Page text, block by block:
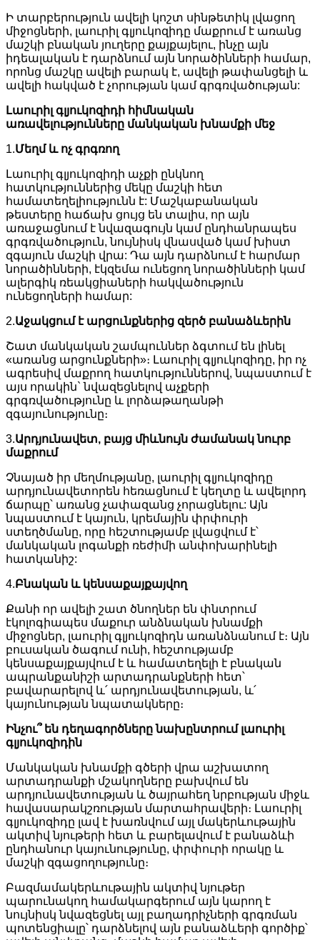
Ի տարբերություն ավելի կոշտ սինթետիկ լվացող
միջոցների, լաուրիլ գլյուկոզիդը մաքրում է առանց
մաշկի բնական յուղերը քայքայելու, ինչը այն
իդեալական է դարձնում այն նորածինների համար,
որոնց մաշկը ավելի բարակ է, ավելի թափանցելի և
ավելի հակված է չորության կամ գրգռվածության:
Լաուրիլ գլյուկոզիդի հիմնական
առավելությունները մանկական խնամքի մեջ
1.Մեղմ և ոչ գրգռող
Լաուրիլ գլյուկոզիդի աչքի ընկնող
հատկություններից մեկը մաշկի հետ
համատեղելիությունն է: Մաշկաբանական
թեստերը հաճախ ցույց են տալիս, որ այն
առաջացնում է նվազագույն կամ ընդհանրապես
գրգռվածություն, նույնիսկ վնասված կամ խիստ
զգայուն մաշկի վրա: Դա այն դարձնում է հարմար
նորածինների, էկզեմա ունեցող նորածինների կամ
ալերգիկ ռեակցիաների հակվածություն
ունեցողների համար:
2.Աջակցում է արցունքներից զերծ բանաձևերին
Շատ մանկական շամպուններ ձգտում են լինել
«առանց արցունքների»։ Լաուրիլ գլյուկոզիդը, իր ոչ
ագրեսիվ մաքրող հատկություններով, նպաստում է
այս որակին` նվազեցնելով աչքերի
գրգռվածությունը և լորձաթաղանթի
զգայունությունը։
3.Արդյունավետ, բայց միևնույն ժամանակ նուրբ
մաքրում
Չնայած իր մեղմությանը, լաուրիլ գլյուկոզիդը
արդյունավետորեն հեռացնում է կեղտը և ավելորդ
ճարպը՝ առանց չափազանց չորացնելու: Այն
նպաստում է կայուն, կրեմային փրփուրի
ստեղծմանը, որը հեշտությամբ լվացվում է՝
մանկական լոգանքի ռեժիմի անփոխարինելի
հատկանիշ:
4.Բնական և կենսաքայքայվող
Քանի որ ավելի շատ ծնողներ են փնտրում
էկոլոգիապես մաքուր անձնական խնամքի
միջոցներ, լաուրիլ գլյուկոզիդն առանձնանում է։ Այն
բուսական ծագում ունի, հեշտությամբ
կենսաքայքայվում է և համատեղելի է բնական
ապրանքանիշի արտադրանքների հետ՝
բավարարելով և՛ արդյունավետության, և՛
կայունության նպատակները։
Ինչու՞ են դեղագործները նախընտրում լաուրիլ
գլյուկոզիդին
Մանկական խնամքի գծերի վրա աշխատող
արտադրանքի մշակողները բախվում են
արդյունավետության և ծայրահեղ նրբության միջև
հավասարակշռության մարտահրավերի։ Լաուրիլ
գլյուկոզիդը լավ է խառնվում այլ մակերևութային
ակտիվ նյութերի հետ և բարելավում է բանաձևի
ընդհանուր կայունությունը, փրփուրի որակը և
մաշկի զգացողությունը։
Բազմամակերևութային ակտիվ նյութեր
պարունակող համակարգերում այն կարող է
նույնիսկ նվազեցնել այլ բաղադրիչների գրգռման
պոտենցիալը՝ դարձնելով այն բանաձևերի գործիք՝